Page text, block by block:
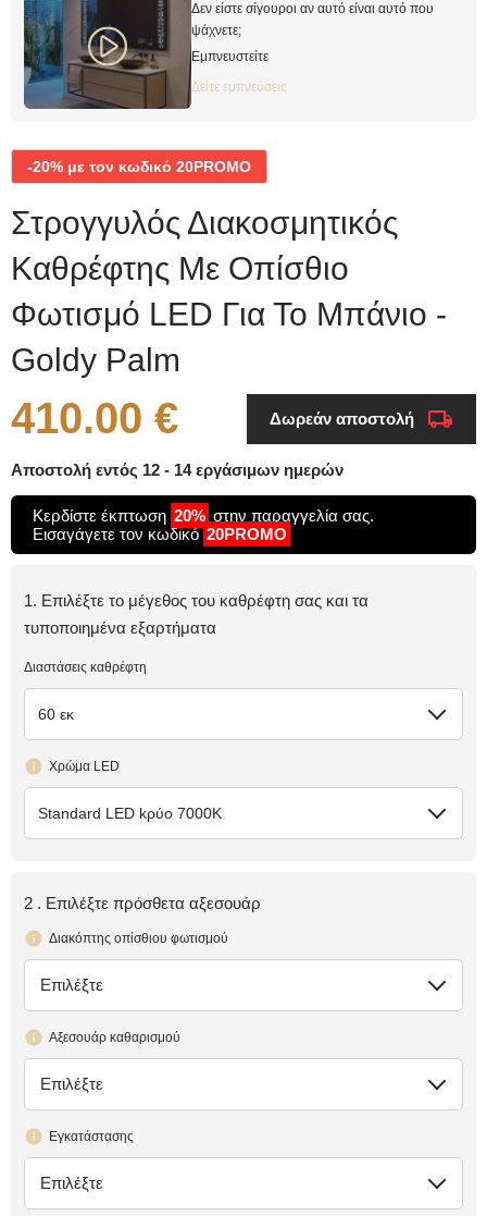
Δεν είστε σίγουροι αν αυτό είναι αυτό που
ψάχνετε;
Εμπνευστείτε
Δείτε εμπνεύσεις
-20% με τον κωδικό 20PROMO
Στρογγυλός Διακοσμητικός
Καθρέφτης Με Οπίσθιο
Φωτισμό LED Για Το Μπάνιο -
Goldy Palm
410.00 € Δωρεάν αποστολή
Αποστολή εντός 12 - 14 εργάσιμων ημερών
Κερδίστε έκπτωση 20% στην παραγγελία σας.
Εισαγάγετε τον κωδικό20PROMO
1. Επιλέξτε το μέγεθος του καθρέφτη σας και τα
τυποποιημένα εξαρτήματα
Διαστάσεις καθρέφτη
60 εκ
Χρώμα LED
Standard LED kρύο 7000K
2 . Επιλέξτε πρόσθετα αξεσουάρ
Διακόπτης οπίσθιου φωτισμού
έλλειψη
Επιλέξτε
Αξεσουάρ καθαρισμού
έλλειψη
Επιλέξτε
Εγκατάστασης
έλλειψη
Επιλέξτε